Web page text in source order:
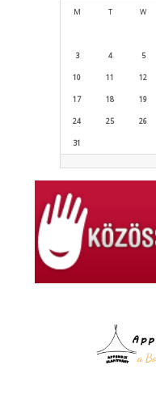
M T W
3 4 5
10 11 12
17 18 19
24 25 26
31